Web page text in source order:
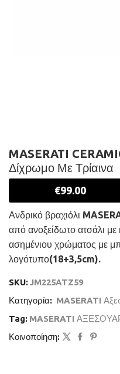
MASERATI
Δίχρωμο Με Τρίαινα
€99.00
Ανδρικό βραχιόλι
από ανοξείδωτο ατσάλι με
ασημένιου χρώματος με
λογότυπο(18+3,5cm).
SKU:JM225ATZ59
Κατηγορία: MASERATI
Tag: MASERATI
Κοινοποίηση: